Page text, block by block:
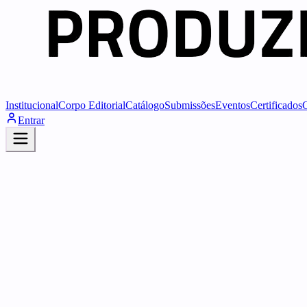
InstitucionalCorpo EditorialCatálogoSubmissõesEventosCertificados
Entrar